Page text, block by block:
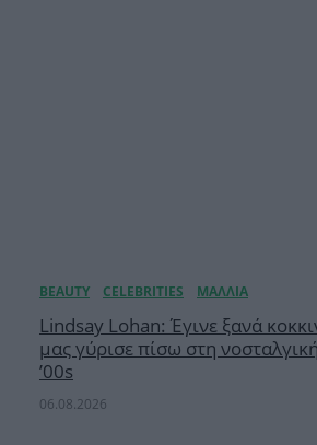
Lindsay Lohan: Έγινε ξανά
μας γύρισε πίσω στη
’00s
06.08.2026